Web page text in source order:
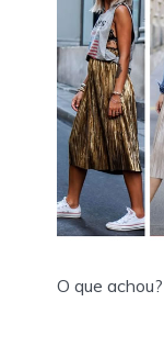
O que achou?